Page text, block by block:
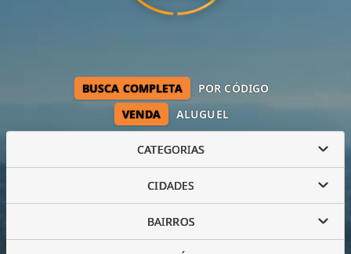
VENDA ALUGUEL
BUSCA COMPLETA POR CÓDIGO
CATEGORIAS
CIDADES
BAIRROS